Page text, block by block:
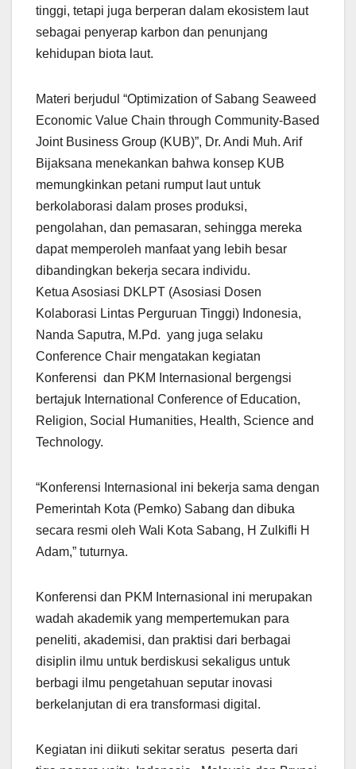
tinggi, tetapi juga berperan dalam ekosistem laut
sebagai penyerap karbon dan penunjang
kehidupan biota laut.
Materi berjudul “Optimization of Sabang Seaweed
Economic Value Chain through Community-Based
Joint Business Group (KUB)”, Dr. Andi Muh. Arif
Bijaksana menekankan bahwa konsep KUB
memungkinkan petani rumput laut untuk
berkolaborasi dalam proses produksi,
pengolahan, dan pemasaran, sehingga mereka
dapat memperoleh manfaat yang lebih besar
dibandingkan bekerja secara individu.
Ketua Asosiasi DKLPT (Asosiasi Dosen
Kolaborasi Lintas Perguruan Tinggi) Indonesia,
Nanda Saputra, M.Pd. yang juga selaku
Conference Chair mengatakan kegiatan
Konferensi dan PKM Internasional bergengsi
bertajuk International Conference of Education,
Religion, Social Humanities, Health, Science and
Technology.
“Konferensi Internasional ini bekerja sama dengan
Pemerintah Kota (Pemko) Sabang dan dibuka
secara resmi oleh Wali Kota Sabang, H Zulkifli H
Adam,” tuturnya.
Konferensi dan PKM Internasional ini merupakan
wadah akademik yang mempertemukan para
peneliti, akademisi, dan praktisi dari berbagai
disiplin ilmu untuk berdiskusi sekaligus untuk
berbagi ilmu pengetahuan seputar inovasi
berkelanjutan di era transformasi digital.
Kegiatan ini diikuti sekitar seratus peserta dari